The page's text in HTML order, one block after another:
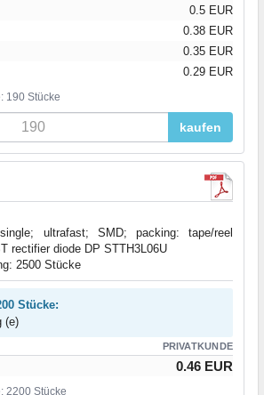
0.5 EUR
0.38 EUR
0.35 EUR
0.29 EUR
190 Stücke
kaufen
ultrafast; SMD; packing: tape/reel
rectifier diode DP STTH3L06U
2500 Stücke
Stücke:
(e)
PRIVATKUNDE
0.46 EUR
2200 Stücke